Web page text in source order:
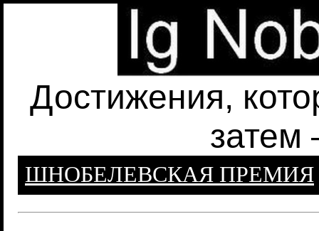
Достижения,
затем
ШНОБЕЛЕВСКАЯ ПРЕМИЯ